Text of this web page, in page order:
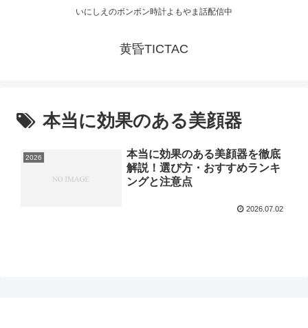
いにしえのボンボン時計よもやま話配信中
黄昏TICTAC
本当に効果のある美顔器
2026
本当に効果のある美顔器を徹底
解説！選び方・おすすめランキ
ングと注意点
2026.07.02